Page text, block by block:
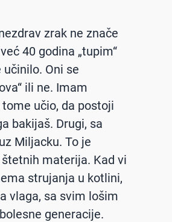
zrak ne znače
40 godina „tupim“
Oni se
ili ne. Imam
učio, da postoji
bakijaš. Drugi, sa
Miljacku. To je
materija. Kad vi
strujanja u kotlini,
vlaga, sa svim lošim
generacije.